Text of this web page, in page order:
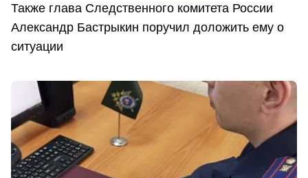
Также глава Следственного комитета России
Александр Бастрыкин поручил доложить ему о
ситуации